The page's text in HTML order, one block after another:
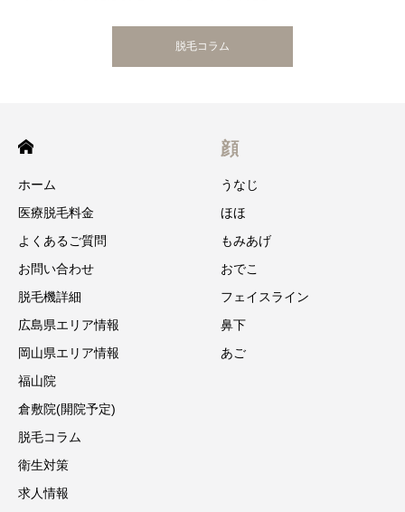
脱毛コラム
ホーム
医療脱毛料金
よくあるご質問
お問い合わせ
脱毛機詳細
広島県エリア情報
岡山県エリア情報
福山院
倉敷院(開院予定)
脱毛コラム
衛生対策
求人情報
顔
うなじ
ほほ
もみあげ
おでこ
フェイスライン
鼻下
あご